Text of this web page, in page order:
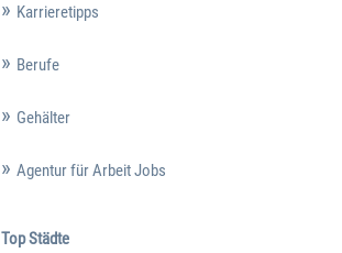
Karrieretipps
Berufe
Gehälter
Agentur für Arbeit Jobs
Top Städte